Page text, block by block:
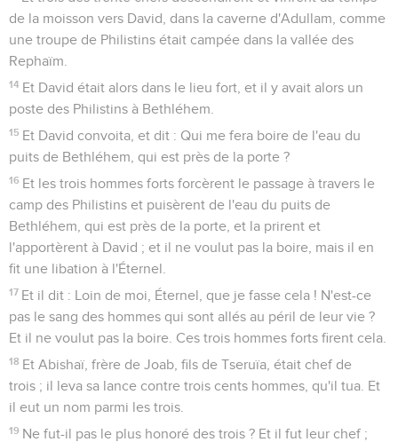
de la moisson vers David, dans la caverne d'Adullam, comme
une troupe de Philistins était campée dans la vallée des
Rephaïm.
14 Et David était alors dans le lieu fort, et il y avait alors un
poste des Philistins à Bethléhem.
15 Et David convoita, et dit : Qui me fera boire de l'eau du
puits de Bethléhem, qui est près de la porte ?
16 Et les trois hommes forts forcèrent le passage à travers le
camp des Philistins et puisèrent de l'eau du puits de
Bethléhem, qui est près de la porte, et la prirent et
l'apportèrent à David ; et il ne voulut pas la boire, mais il en
fit une libation à l'Éternel.
17 Et il dit : Loin de moi, Éternel, que je fasse cela ! N'est-ce
pas le sang des hommes qui sont allés au péril de leur vie ?
Et il ne voulut pas la boire. Ces trois hommes forts firent cela.
18 Et Abishaï, frère de Joab, fils de Tseruïa, était chef de
trois ; il leva sa lance contre trois cents hommes, qu'il tua. Et
il eut un nom parmi les trois.
19 Ne fut-il pas le plus honoré des trois ? Et il fut leur chef ;